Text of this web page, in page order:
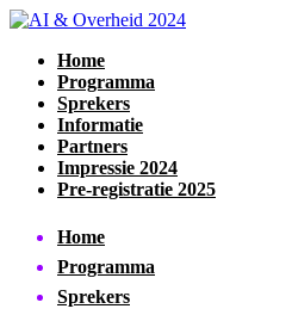
Home
Programma
Sprekers
Informatie
Partners
Impressie 2024
Pre-registratie 2025
Home
Programma
Sprekers